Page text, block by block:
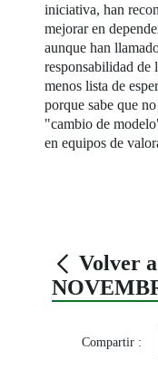
iniciativa, han
mejorar en
aunque han
responsabilidad de
menos lista de
porque sabe que
"cambio de
en equipos de
Volver
Compartir :